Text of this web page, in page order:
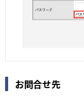
お問合せ先